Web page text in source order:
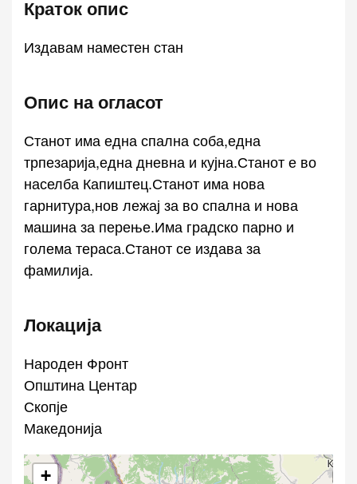
Краток опис
Издавам наместен стан
Опис на огласот
Станот има една спална соба,една
трпезарија,една дневна и кујна.Станот е во
населба Капиштец.Станот има нова
гарнитура,нов лежај за во спална и нова
машина за перење.Има градско парно и
голема тераса.Станот се издава за
фамилија.
Локација
Народен Фронт
Општина Центар
Скопје
Македонија
+